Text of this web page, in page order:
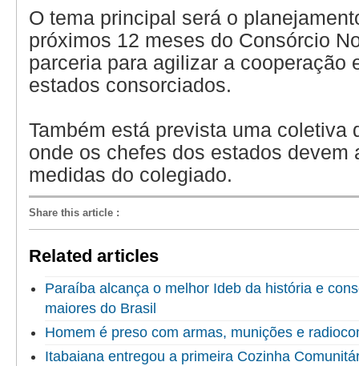
O tema principal será o
próximos 12 meses do Consórcio
parceria para agilizar a cooperação
estados consorciados.
Também está prevista uma coletiva
onde os chefes dos estados devem
medidas do colegiado.
Share this article :
Related articles
Paraíba alcança o melhor Ideb da história e
maiores do Brasil
Homem é preso com armas, munições e
Itabaiana entregou a primeira Cozinha